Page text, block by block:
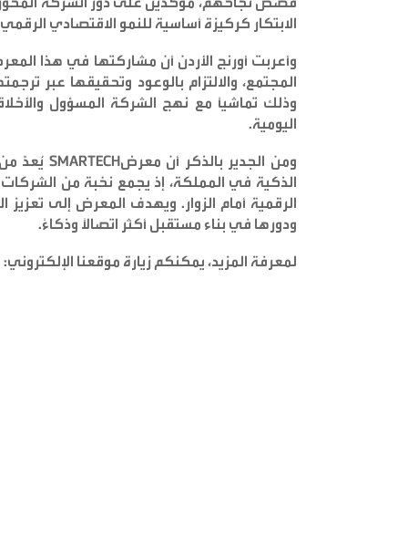
الابتكار كركيزة أساسية للنمو الاقتصادي الرقمي
وأعربت أورنج الأردن أن مشاركتها في هذا
المجتمع، والالتزام بالوعود وتحقيقها عبر
وذلك تماشياً مع نهج الشركة المسؤول
اليومية.
ومن الجدير بالذكر أن معرضSMARTECH يُعدّ
الذكية في المملكة، إذ يجمع نخبة من الشركات
الرقمية أمام الزوار. ويهدف المعرض إلى تعزيز
ودورها في بناء مستقبل أكثر اتصالاً وذكاءً.
لمعرفة المزيد، يمكنكم زيارة موقعنا الإلكتروني: www.orange.jo